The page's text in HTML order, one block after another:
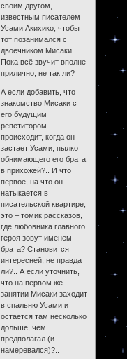
своим другом,
известным писателем
Усами Акихико, чтобы
тот позанимался с
двоечником Мисаки.
Пока всё звучит вполне
прилично, не так ли?
А если добавить, что
знакомство Мисаки с
его будущим
репетитором
происходит, когда он
застает Усами, пылко
обнимающего его брата
в прихожей?.. И что
первое, на что он
натыкается в
писательской квартире,
это – томик рассказов,
где любовника главного
героя зовут именем
брата? Становится
интересней, не правда
ли?.. А если уточнить,
что на первом же
занятии Мисаки заходит
в спальню Усами и
остается там несколько
дольше, чем
предполагал (и
намеревался)?..